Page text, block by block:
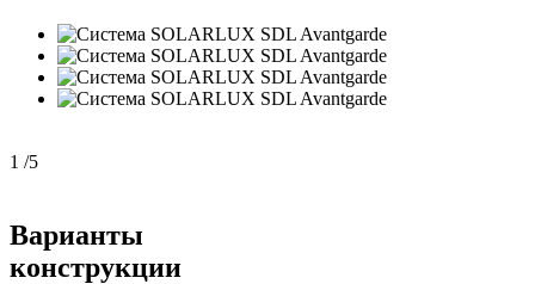
1 /5
Варианты
конструкции